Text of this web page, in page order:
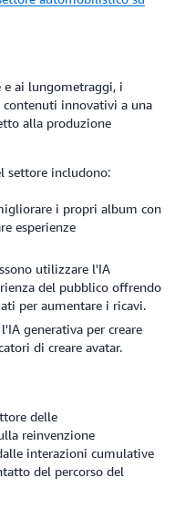
e ai lungometraggi, i
innovativi a una
alla produzione
settore includono:
i propri album con
esperienze
utilizzare l'IA
del pubblico offrendo
per aumentare i ricavi.
generativa per creare
di creare avatar.
delle
reinvenzione
interazioni cumulative
del percorso del